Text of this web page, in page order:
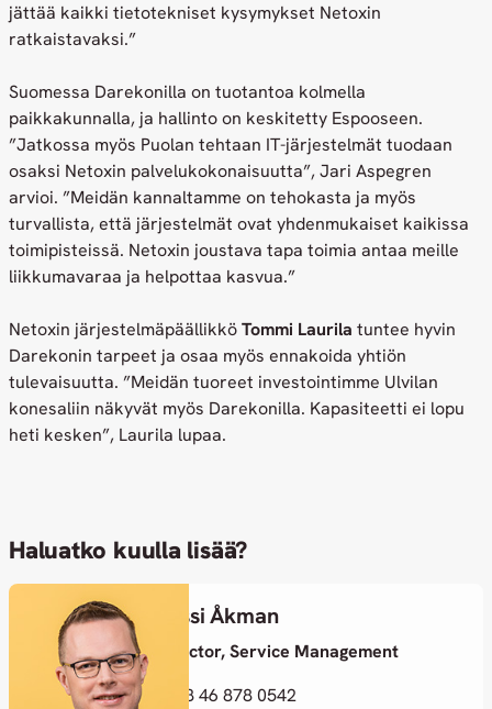
jättää kaikki tietotekniset kysymykset Netoxin
ratkaistavaksi.”
Suomessa Darekonilla on tuotantoa kolmella
paikkakunnalla, ja hallinto on keskitetty Espooseen.
”Jatkossa myös Puolan tehtaan IT-järjestelmät tuodaan
osaksi Netoxin palvelukokonaisuutta”, Jari Aspegren
arvioi. ”Meidän kannaltamme on tehokasta ja myös
turvallista, että järjestelmät ovat yhdenmukaiset kaikissa
toimipisteissä. Netoxin joustava tapa toimia antaa meille
liikkumavaraa ja helpottaa kasvua.”
Netoxin järjestelmäpäällikköTommi Laurila tuntee hyvin
Darekonin tarpeet ja osaa myös ennakoida yhtiön
tulevaisuutta. ”Meidän tuoreet investointimme Ulvilan
konesaliin näkyvät myös Darekonilla. Kapasiteetti ei lopu
heti kesken”, Laurila lupaa.
Haluatko kuulla lisää?
Anssi Åkman
Director, Service Management
+358 46 878 0542